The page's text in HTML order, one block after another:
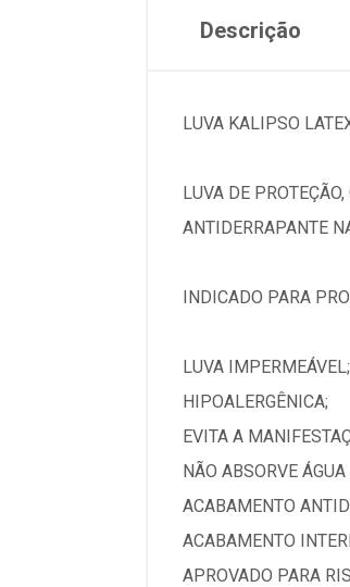
Descrição
LUVA KALIPSO
LUVA DE
ANTIDERRAPANTE
INDICADO PARA
LUVA IMPERMEÁVEL;
HIPOALERGÊNICA;
EVITA A
NÃO ABSORVE
ACABAMENTO
ACABAMENTO
APROVADO PARA